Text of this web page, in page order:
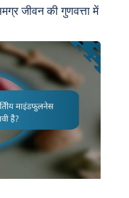
जीवन की गुणवत्ता में